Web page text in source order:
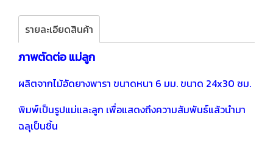
รายละเอียดสินค้า
ภาพตัดต่อ แม่ลูก
ผลิตจากไม้อัดยางพารา ขนาดหนา 6 มม. ขนาด 24x30 ซม.
พิมพ์เป็นรูปแม่และลูก เพื่อแสดงถึงความสัมพันธ์แล้วนำมา
ฉลุเป็นชิ้น